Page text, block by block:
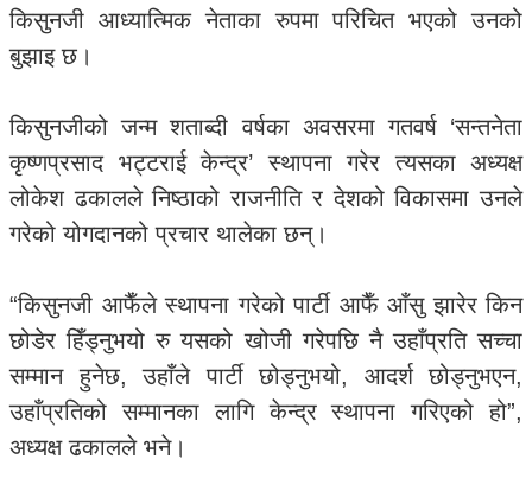
किसुनजी आध्यात्मिक नेताका रुपमा परिचित भएको उनको
बुझाइ छ।
किसुनजीको जन्म शताब्दी वर्षका अवसरमा गतवर्ष ‘सन्तनेता
कृष्णप्रसाद भट्टराई केन्द्र’ स्थापना गरेर त्यसका अध्यक्ष
लोकेश ढकालले निष्ठाको राजनीति र देशको विकासमा उनले
गरेको योगदानको प्रचार थालेका छन्।
“किसुनजी आफैँले स्थापना गरेको पार्टी आफैँ आँसु झारेर किन
छोडेर हिँड्नुभयो रु यसको खोजी गरेपछि नै उहाँप्रति सच्चा
सम्मान हुनेछ, उहाँले पार्टी छोड्नुभयो, आदर्श छोड्नुभएन,
उहाँप्रतिको सम्मानका लागि केन्द्र स्थापना गरिएको हो”,
अध्यक्ष ढकालले भने।